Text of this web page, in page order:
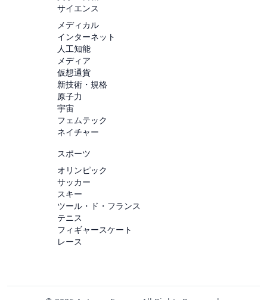
サイエンス
メディカル
インターネット
人工知能
メディア
仮想通貨
新技術・規格
原子力
宇宙
フェムテック
ネイチャー
スポーツ
オリンピック
サッカー
スキー
ツール・ド・フランス
テニス
フィギャースケート
レース